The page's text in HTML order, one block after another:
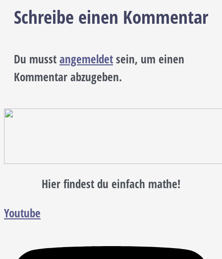
Schreibe einen Kommentar
Du musstangemeldetsein, um einen
Kommentar abzugeben.
Hier findest du einfach mathe!
Youtube